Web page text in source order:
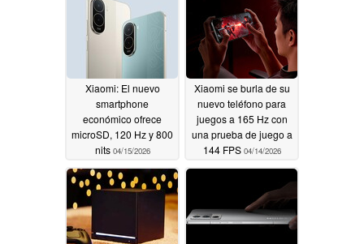
Xiaomi: El nuevo
smartphone
económico ofrece
microSD, 120 Hz y 800
nits 04/15/2026
Xiaomi se burla de su
nuevo teléfono para
juegos a 165 Hz con
una prueba de juego a
144 FPS 04/14/2026